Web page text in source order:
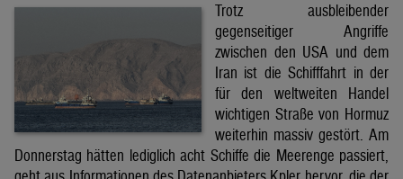
Trotz ausbleibender
gegenseitiger Angriffe
zwischen den USA und dem
Iran ist die Schifffahrt in der
für den weltweiten Handel
wichtigen Straße von Hormuz
weiterhin massiv gestört. Am
Donnerstag hätten lediglich acht Schiffe die Meerenge passiert,